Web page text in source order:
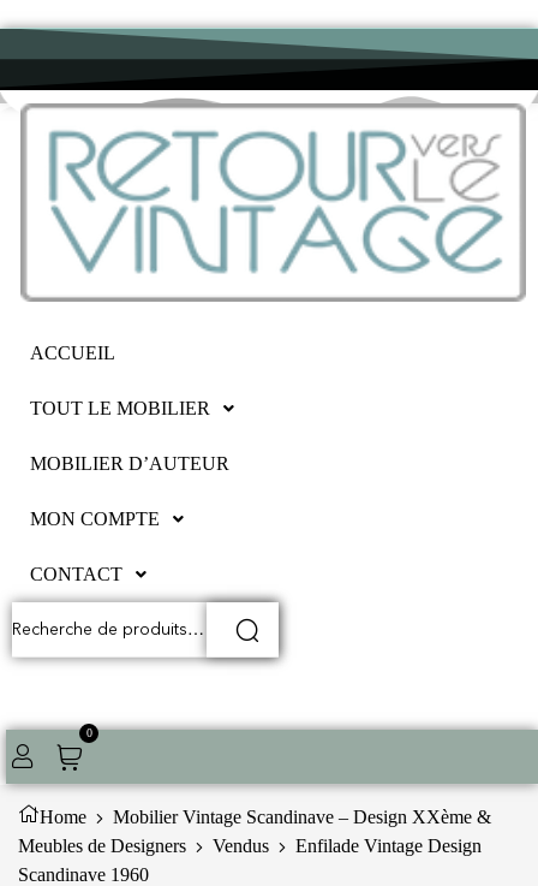
ACCUEIL
TOUT LE MOBILIER
MOBILIER D’AUTEUR
MON COMPTE
CONTACT
0
Home
Mobilier Vintage Scandinave – Design XXème &
Meubles de Designers
Vendus
Enfilade Vintage Design
Scandinave 1960